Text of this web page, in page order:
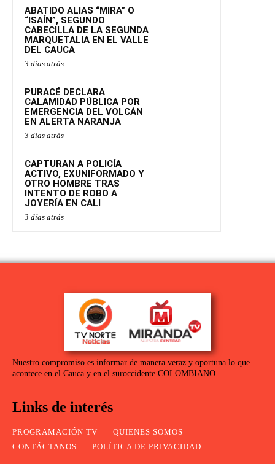
ABATIDO ALIAS “MIRA” O
“ISAÍN”, SEGUNDO
CABECILLA DE LA SEGUNDA
MARQUETALIA EN EL VALLE
DEL CAUCA
3 días atrás
PURACÉ DECLARA
CALAMIDAD PÚBLICA POR
EMERGENCIA DEL VOLCÁN
EN ALERTA NARANJA
3 días atrás
CAPTURAN A POLICÍA
ACTIVO, EXUNIFORMADO Y
OTRO HOMBRE TRAS
INTENTO DE ROBO A
JOYERÍA EN CALI
3 días atrás
Nuestro compromiso es informar de manera veraz y oportuna lo que
acontece en el Cauca y en el suroccidente COLOMBIANO.
Links de interés
PROGRAMACIÓN TV
QUIENES SOMOS
CONTÁCTANOS
POLÍTICA DE PRIVACIDAD